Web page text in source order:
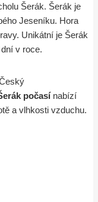
Šerák. Šerák je
Jeseníku. Hora
Unikátní je Šerák
v roce.
počasínabízí
a vlhkosti vzduchu.